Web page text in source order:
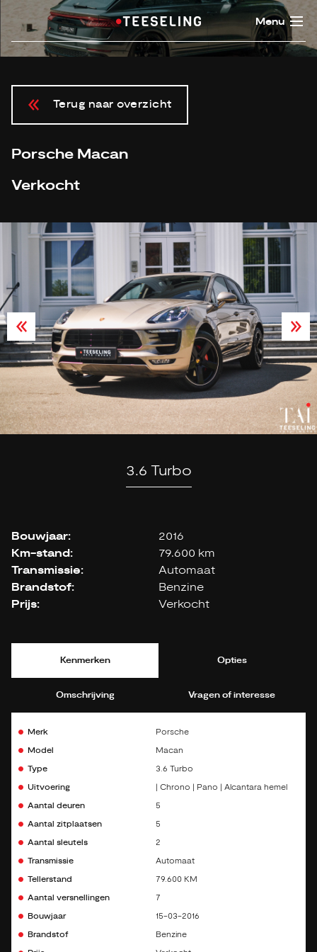
Menu
Terug naar overzicht
Porsche Macan
Verkocht
3.6 Turbo
Bouwjaar: 2016
Km-stand: 79.600 km
Transmissie: Automaat
Brandstof: Benzine
Prijs: Verkocht
Kenmerken Opties
Omschrijving Vragen of interesse
Merk Porsche
Model Macan
Type 3.6 Turbo
Uitvoering | Chrono | Pano | Alcantara hemel
Aantal deuren 5
Aantal zitplaatsen 5
Aantal sleutels 2
Transmissie Automaat
Tellerstand 79.600 KM
Aantal versnellingen 7
Bouwjaar 15-03-2016
Brandstof Benzine